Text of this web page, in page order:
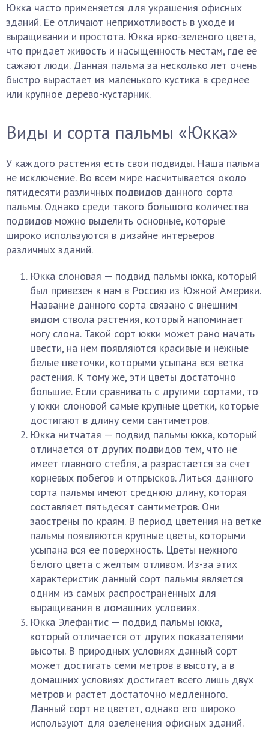
Юкка часто применяется для украшения офисных
зданий. Ее отличают неприхотливость в уходе и
выращивании и простота. Юкка ярко-зеленого цвета,
что придает живость и насыщенность местам, где ее
сажают люди. Данная пальма за несколько лет очень
быстро вырастает из маленького кустика в среднее
или крупное дерево-кустарник.
Виды и сорта пальмы «Юкка»
У каждого растения есть свои подвиды. Наша пальма
не исключение. Во всем мире насчитывается около
пятидесяти различных подвидов данного сорта
пальмы. Однако среди такого большого количества
подвидов можно выделить основные, которые
широко используются в дизайне интерьеров
различных зданий.
Юкка слоновая — подвид пальмы юкка, который
был привезен к нам в Россию из Южной Америки.
Название данного сорта связано с внешним
видом ствола растения, который напоминает
ногу слона. Такой сорт юкки может рано начать
цвести, на нем появляются красивые и нежные
белые цветочки, которыми усыпана вся ветка
растения. К тому же, эти цветы достаточно
большие. Если сравнивать с другими сортами, то
у юкки слоновой самые крупные цветки, которые
достигают в длину семи сантиметров.
Юкка нитчатая — подвид пальмы юкка, который
отличается от других подвидов тем, что не
имеет главного стебля, а разрастается за счет
корневых побегов и отпрысков. Литься данного
сорта пальмы имеют среднюю длину, которая
составляет пятьдесят сантиметров. Они
заострены по краям. В период цветения на ветке
пальмы появляются крупные цветы, которыми
усыпана вся ее поверхность. Цветы нежного
белого цвета с желтым отливом. Из-за этих
характеристик данный сорт пальмы является
одним из самых распространенных для
выращивания в домашних условиях.
Юкка Элефантис — подвид пальмы юкка,
который отличается от других показателями
высоты. В природных условиях данный сорт
может достигать семи метров в высоту, а в
домашних условиях достигает всего лишь двух
метров и растет достаточно медленного.
Данный сорт не цветет, однако его широко
используют для озеленения офисных зданий.